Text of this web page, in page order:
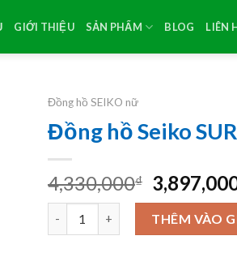
GIỚI THIỆU SẢN PHẨM BLOG LIÊN
Đồng hồ SEIKO nữ
Đồng hồ Seiko
4,330,000₫ Original
price
was:
Đồng hồ Seiko SUR407P1 số lượng
THÊM VÀO